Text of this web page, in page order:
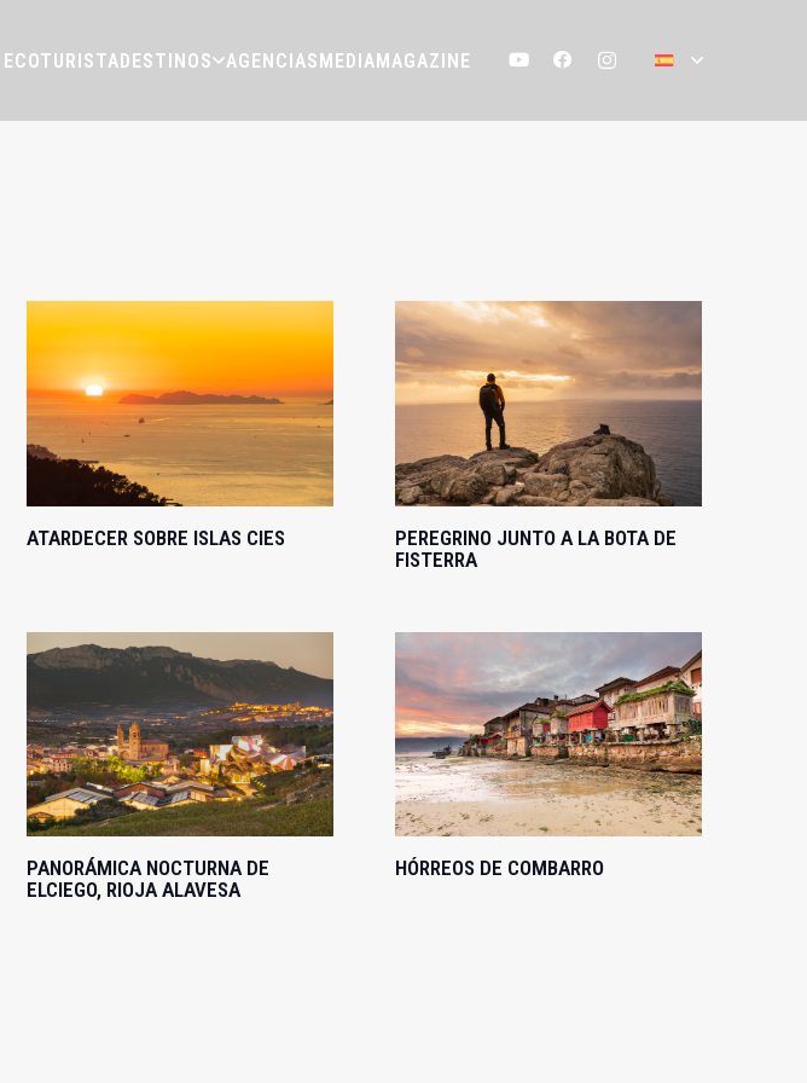
ECOTURISTADESTINOS AGENCIASMEDIAMAGAZINE
ATARDECER SOBRE ISLAS CIES
PEREGRINO JUNTO A LA BOTA DE
FISTERRA
PANORÁMICA NOCTURNA DE
ELCIEGO, RIOJA ALAVESA
HÓRREOS DE COMBARRO